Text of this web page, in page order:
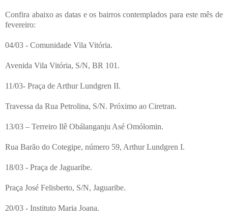
Confira abaixo as datas e os bairros contemplados para este mês de
fevereiro:
04/03 - Comunidade Vila Vitória.
Avenida Vila Vitória, S/N, BR 101.
11/03- Praça de Arthur Lundgren II.
Travessa da Rua Petrolina, S/N. Próximo ao Ciretran.
13/03 – Terreiro Ilê Obálanganju Asé Omólomin.
Rua Barão do Cotegipe, número 59, Arthur Lundgren I.
18/03 - Praça de Jaguaribe.
Praça José Felisberto, S/N, Jaguaribe.
20/03 - Instituto Maria Joana.